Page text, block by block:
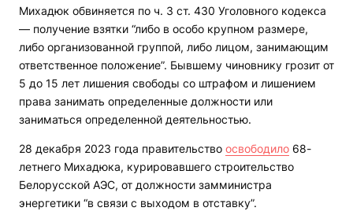
Михадюк обвиняется по ч. 3 ст. 430 Уголовного кодекса
— получение взятки “либо в особо крупном размере,
либо организованной группой, либо лицом, занимающим
ответственное положение”. Бывшему чиновнику грозит от
5 до 15 лет лишения свободы со штрафом и лишением
права занимать определенные должности или
заниматься определенной деятельностью.
28 декабря 2023 года правительство освободило 68-
летнего Михадюка, курировавшего строительство
Белорусской АЭС, от должности замминистра
энергетики “в связи с выходом в отставку”.